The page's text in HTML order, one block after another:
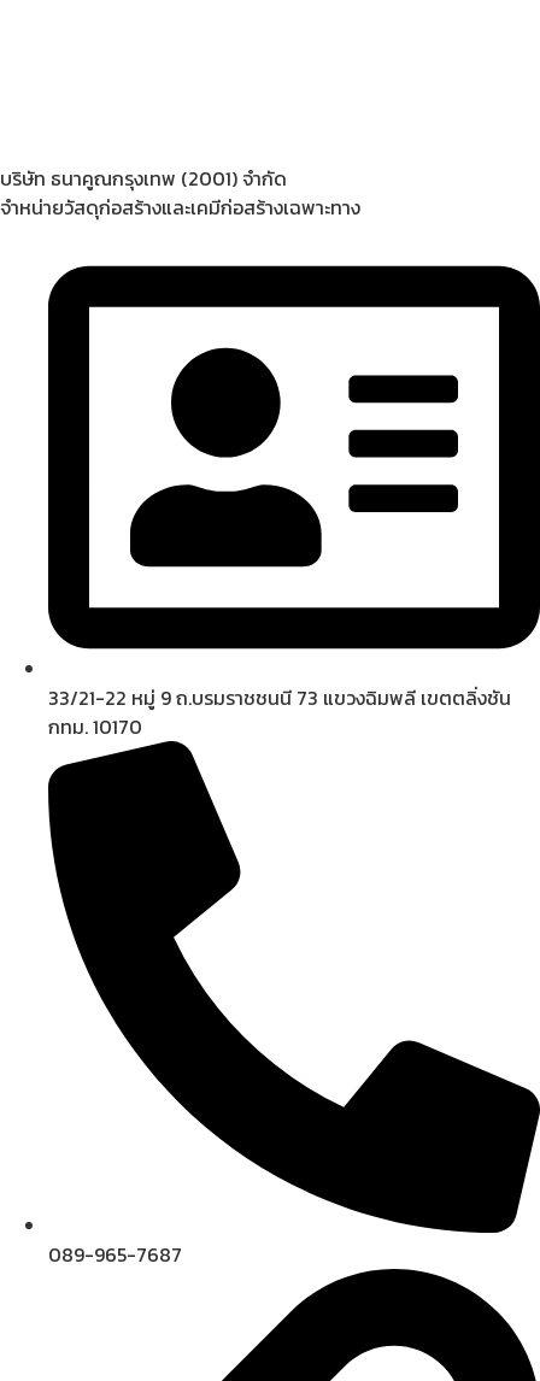
บริษัท ธนาคูณกรุงเทพ (2001) จำกัด
จำหน่ายวัสดุก่อสร้างและเคมีก่อสร้างเฉพาะทาง
33/21-22 หมู่ 9 ถ.บรมราชชนนี 73 แขวงฉิมพลี เขตตลิ่งชัน
กทม. 10170
089-965-7687